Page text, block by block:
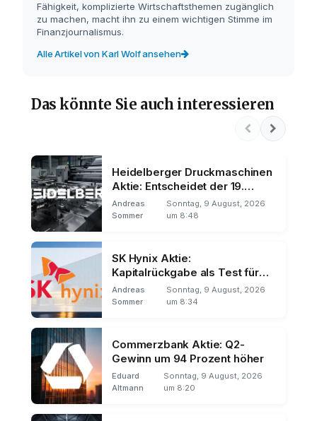
Fähigkeit, komplizierte Wirtschaftsthemen zugänglich
zu machen, macht ihn zu einem wichtigen Stimme im
Finanzjournalismus.
Alle Artikel von Karl Wolf ansehen
Das könnte Sie auch interessieren
Heidelberger Druckmaschinen
Aktie: Entscheidet der 19.
August über den Trend?
Andreas
Sommer
Sonntag, 9 August, 2026
um 8:48
SK Hynix Aktie:
Kapitalrückgabe als Test für
den Kurs
Andreas
Sommer
Sonntag, 9 August, 2026
um 8:34
Commerzbank Aktie: Q2-
Gewinn um 94 Prozent höher
Eduard
Altmann
Sonntag, 9 August, 2026
um 8:20